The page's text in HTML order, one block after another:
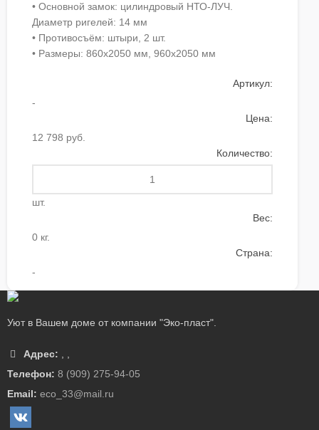
• Основной замок: цилиндровый НТО-ЛУЧ.
Диаметр ригелей: 14 мм
• Противосъём: штыри, 2 шт.
• Размеры: 860х2050 мм, 960х2050 мм
Артикул:
-
Цена:
12 798 руб.
Количество:
шт.
Вес:
0 кг.
Страна:
-
Уют в Вашем доме от компании "Эко-пласт".
Адрес:
Телефон: 8 (909) 275-94-05
Email: eco_33@mail.ru